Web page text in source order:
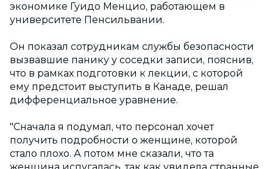
экономике Гуидо Менцио, работающем в
университете Пенсильвании.
Он показал сотрудникам службы безопасности
вызвавшие панику у соседки записи, пояснив,
что в рамках подготовки к лекции, с которой
ему предстоит выступить в Канаде, решал
дифференциальное уравнение.
"Сначала я подумал, что персонал хочет
получить подробности о женщине, которой
стало плохо. А потом мне сказали, что та